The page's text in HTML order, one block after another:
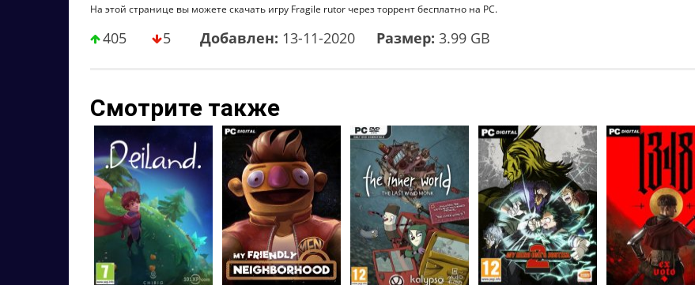
На этой странице вы можете скачать игру Fragile rutor через торрент бесплатно на PC.
405 5 Добавлен: 13-11-2020 Размер: 3.99 GB
Смотрите также